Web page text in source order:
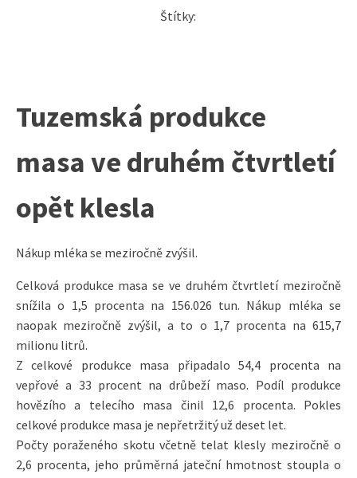
Štítky:
Tuzemská produkce
masa ve druhém čtvrtletí
opět klesla
Nákup mléka se meziročně zvýšil.
Celková produkce masa se ve druhém čtvrtletí meziročně
snížila o 1,5 procenta na 156.026 tun. Nákup mléka se
naopak meziročně zvýšil, a to o 1,7 procenta na 615,7
milionu litrů.
Z celkové produkce masa připadalo 54,4 procenta na
vepřové a 33 procent na drůbeží maso. Podíl produkce
hovězího a telecího masa činil 12,6 procenta. Pokles
celkové produkce masa je nepřetržitý už deset let.
Počty poraženého skotu včetně telat klesly meziročně o
2,6 procenta, jeho průměrná jateční hmotnost stoupla o